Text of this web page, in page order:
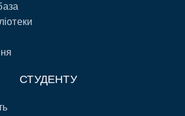
СТУДЕНТУ